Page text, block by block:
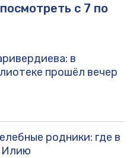
с 7 по
в
прошёл вечер
родники: где в
Илию